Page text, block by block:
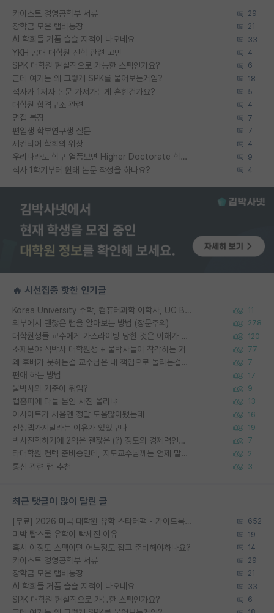
카이스트 경영공학부 서류 29
장학금 모은 랩비통장 21
AI 학회들 거품 슬슬 지적이 나오네요 33
YKH 공대 대학원 진학 관련 고민 4
SPK 대학원 현실적으로 가능한 스펙인가요? 6
근데 여기는 왜 그렇게 SPK를 물어보는거임? 18
석사가 1저자 논문 가져가는게 흔한건가요? 5
대학원 합격구조 관련 4
면접 복장 7
편입생 학부연구생 질문 7
세컨티어 학회의 위상 4
우리나라도 학구 열풍보면 Higher Doctorate 학위가 필요하다고 봅니다. 9
석사 1학기부터 원래 논문 작성을 하나요? 4
🔥 시선집중 핫한 인기글
Korea University 수학, 컴퓨터과학 이학사, UC Berkeley 산업공학 대학원 공학박사가 되는 것은 쉽지 않겠죠? 11
외부에서 괜찮은 랩을 알아보는 방법 (장문주의) 278
대학원생들 교수에게 가스라이팅 당한 것은 이해가 갑니다. 안타깝네요. 120
소재분야 석박사 대학원생 + 물박사들이 착각하는 거 77
왜 후배가 못하는걸 교수님은 내 책임으로 돌리는걸까요? 7
편애 하는 방법 17
물박사의 기준이 뭐임? 9
랩홈피에 다들 본인 사진 올리냐 13
이사이트가 처음엔 정말 도움많이됐는데 16
신생랩가지말라는 이유가 있었구나 19
박사진학하기에 2억은 괜찮은 (?) 정도의 경제력인가요 7
타대학원 컨텍 준비중인데, 지도교수님께는 언제 말씀드려야 할까요? 2
통신 관련 랩 추천 3
최근 댓글이 많이 달린 글
[무료] 2026 미국 대학원 유학 스타터팩 - 가이드북 & 합격자 컨택메일 템플릿 652
미박 탑스쿨 유학이 빡세진 이유 19
혹시 이정도 스펙이면 어느정도 잡고 준비해야하나요? 14
카이스트 경영공학부 서류 29
장학금 모은 랩비통장 21
AI 학회들 거품 슬슬 지적이 나오네요 33
SPK 대학원 현실적으로 가능한 스펙인가요? 6